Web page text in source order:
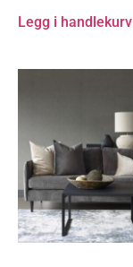
Legg i handlekurv